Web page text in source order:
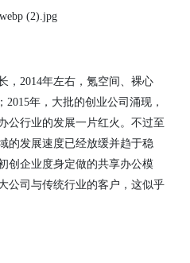
，2014年左右，氪空间、裸心
年，大批的创业公司涌现，
公行业的发展一片红火。不过至
的发展速度已经放缓并趋于稳
创企业度身定做的共享办公模
公司与传统行业的客户，这似乎